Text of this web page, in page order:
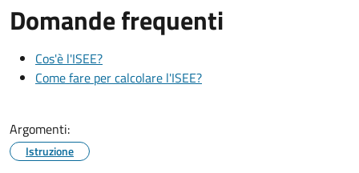
Domande frequenti
Cos'è l'ISEE?
Come fare per calcolare l'ISEE?
Argomenti:
Istruzione